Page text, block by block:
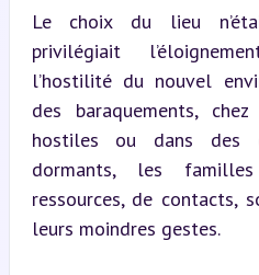
Le choix du lieu
privilégiait
l’hostilité du nouvel
des baraquements,
hostiles ou dans des
dormants, les
ressources, de contacts,
leurs moindres gestes.